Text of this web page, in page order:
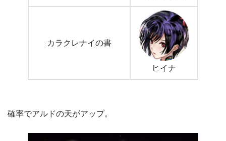
カラクレナイの書
ヒイナ
確率でアルドの天がアップ。